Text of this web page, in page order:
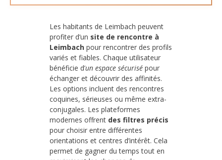
Les habitants de Leimbach peuvent
profiter d’un site de rencontre à
Leimbach pour rencontrer des profils
variés et fiables. Chaque utilisateur
bénéficie d’un espace sécurisé pour
échanger et découvrir des affinités.
Les options incluent des rencontres
coquines, sérieuses ou même extra-
conjugales. Les plateformes
modernes offrent des filtres précis
pour choisir entre différentes
orientations et centres d’intérêt. Cela
permet de gagner du temps tout en